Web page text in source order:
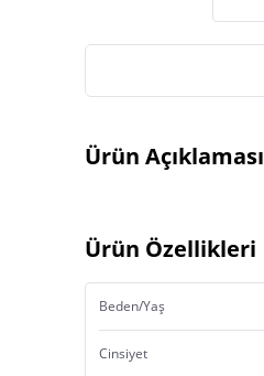
Ürün Açıklaması
Ürün Özellikleri
Beden/Yaş
Cinsiyet